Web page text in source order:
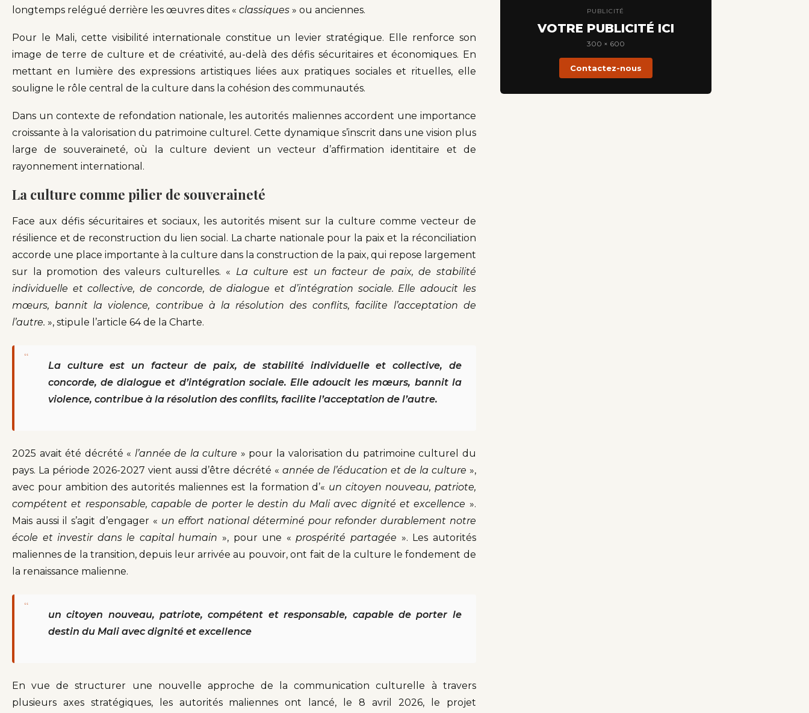
longtemps relégué derrière les œuvres dites « classiques » ou anciennes.
Pour le Mali, cette visibilité internationale constitue un levier stratégique. Elle renforce son
image de terre de culture et de créativité, au-delà des défis sécuritaires et économiques. En
mettant en lumière des expressions artistiques liées aux pratiques sociales et rituelles, elle
souligne le rôle central de la culture dans la cohésion des communautés.
Dans un contexte de refondation nationale, les autorités maliennes accordent une importance
croissante à la valorisation du patrimoine culturel. Cette dynamique s’inscrit dans une vision plus
large de souveraineté, où la culture devient un vecteur d’affirmation identitaire et de
rayonnement international.
La culture comme pilier de souveraineté
Face aux défis sécuritaires et sociaux, les autorités misent sur la culture comme vecteur de
résilience et de reconstruction du lien social. La charte nationale pour la paix et la réconciliation
accorde une place importante à la culture dans la construction de la paix, qui repose largement
sur la promotion des valeurs culturelles. « La culture est un facteur de paix, de stabilité
individuelle et collective, de concorde, de dialogue et d’intégration sociale. Elle adoucit les
mœurs, bannit la violence, contribue à la résolution des conflits, facilite l’acceptation de
l’autre. », stipule l’article 64 de la Charte.
“
La culture est un facteur de paix, de stabilité individuelle et collective, de
concorde, de dialogue et d’intégration sociale. Elle adoucit les mœurs, bannit la
violence, contribue à la résolution des conflits, facilite l’acceptation de l’autre.
2025 avait été décrété « l’année de la culture » pour la valorisation du patrimoine culturel du
pays. La période 2026-2027 vient aussi d’être décrété « année de l’éducation et de la culture »,
avec pour ambition des autorités maliennes est la formation d’« un citoyen nouveau, patriote,
compétent et responsable, capable de porter le destin du Mali avec dignité et excellence ».
Mais aussi il s’agit d’engager « un effort national déterminé pour refonder durablement notre
école et investir dans le capital humain », pour une «prospérité partagée ». Les autorités
maliennes de la transition, depuis leur arrivée au pouvoir, ont fait de la culture le fondement de
la renaissance malienne.
“
un citoyen nouveau, patriote, compétent et responsable, capable de porter le
destin du Mali avec dignité et excellence
En vue de structurer une nouvelle approche de la communication culturelle à travers
plusieurs axes stratégiques, les autorités maliennes ont lancé, le 8 avril 2026, le projet
PUBLICITÉ
VOTRE PUBLICITÉ ICI
300 × 600
Contactez-nous